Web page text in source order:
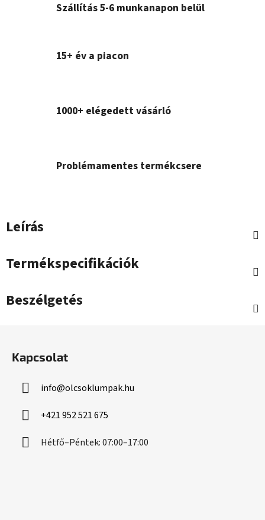
Szállítás 5-6 munkanapon belül
15+ év a piacon
1000+ elégedett vásárló
Problémamentes termékcsere
Leírás
Termékspecifikációk
Beszélgetés
Kapcsolat
info@olcsoklumpak.hu
+421 952 521 675
Hétfő–Péntek: 07:00–17:00